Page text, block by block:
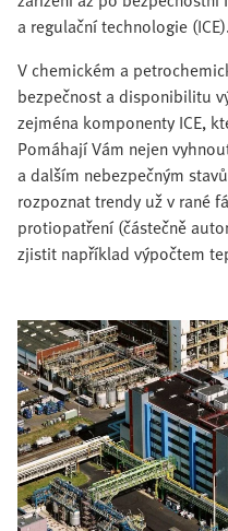
a regulační technologie (ICE).
V chemickém a
bezpečnost a disponibilitu
zejména komponenty ICE,
Pomáhají Vám nejen
a dalším nebezpečným
rozpoznat trendy už v rané
protiopatření (částečně
zjistit například výpočtem